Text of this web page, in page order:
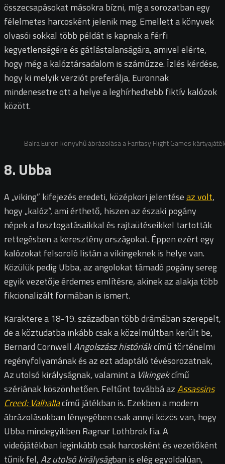
összecsapásokat másokra bízni, míg a sorozatban egy
félelmetes harcosként jelenik meg. Emellett a könyvek
olvasói sokkal több példát is kapnak a férfi
kegyetlenségére és gátlástalanságára, amivel elérte,
hogy még a kalóztársadalom is száműzze. Ízlés kérdése,
hogy ki melyik verziót preferálja, Euronnak
mindenesetre ott a helye a leghírhedtebb fiktív kalózok
között.
Balra Euron könyvhű ábrázolása a Fantasy Flight Games
8. Ubba
A „viking” kifejezés eredeti, középkori jelentéseaz volt,
hogy „kalóz”, ami érthető, hiszen az északi pogány
népek a fosztogatásaikkal és rajtaütéseikkel tartották
rettegésben a keresztény országokat. Éppen ezért egy
kalózokat felsoroló listán a vikingeknek is helye van.
Közülük pedig Ubba, az angolokat támadó pogány sereg
egyik vezetője érdemes említésre, akinek az alakja több
fikcionalizált formában is ismert.
Karaktere a 18-19. században több drámában szerepelt,
de a köztudatba inkább csak a közelmúltban került be,
Bernard Cornwell Angolszász históriákcímű történelmi
regényfolyamának és az ezt adaptáló tévésorozatnak,
Az utolsó királyságnak, valamint a Vikingekcímű
szériának köszönhetően. Feltűnt továbbá azAssassins
Creed: Valhallacímű játékban is. Ezekben a modern
ábrázolásokban lényegében csak annyi közös van, hogy
Ubba mindegyikben Ragnar Lothbrok fia. A
videójátékban leginkább csak harcosként és vezetőként
tűnik fel,Az utolsó királyságban is elég egyoldalúan,